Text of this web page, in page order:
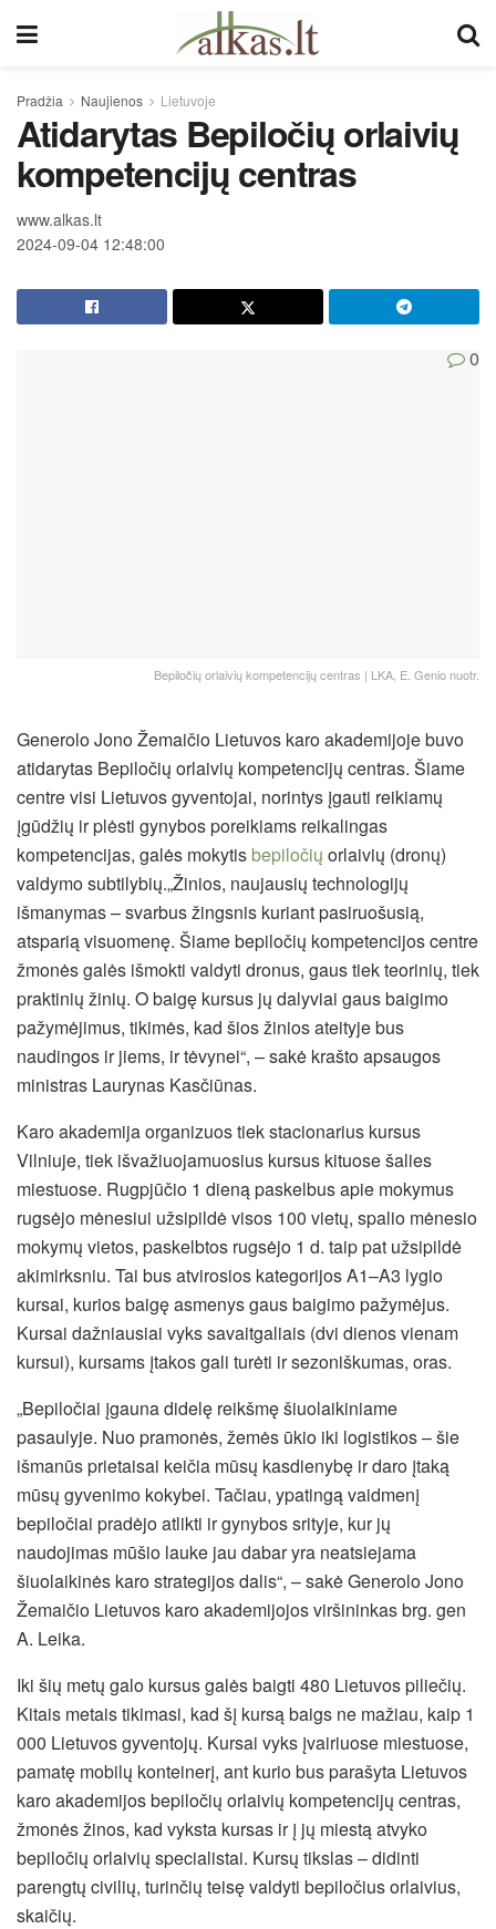
Pradžia Naujienos Lietuvoje
Atidarytas Bepiločių orlaivių
kompetencijų centras
www.alkas.lt
2024-09-04 12:48:00
0
Bepiločių orlaivių kompetencijų centras | LKA, E. Genio nuotr.
Generolo Jono Žemaičio Lietuvos karo akademijoje buvo
atidarytas Bepiločių orlaivių kompetencijų centras. Šiame
centre visi Lietuvos gyventojai, norintys įgauti reikiamų
įgūdžių ir plėsti gynybos poreikiams reikalingas
kompetencijas, galės mokytis bepiločių orlaivių (dronų)
valdymo subtilybių.„Žinios, naujausių technologijų
išmanymas – svarbus žingsnis kuriant pasiruošusią,
atsparią visuomenę. Šiame bepiločių kompetencijos centre
žmonės galės išmokti valdyti dronus, gaus tiek teorinių, tiek
praktinių žinių. O baigę kursus jų dalyviai gaus baigimo
pažymėjimus, tikimės, kad šios žinios ateityje bus
naudingos ir jiems, ir tėvynei“, – sakė krašto apsaugos
ministras Laurynas Kasčiūnas.
Karo akademija organizuos tiek stacionarius kursus
Vilniuje, tiek išvažiuojamuosius kursus kituose šalies
miestuose. Rugpjūčio 1 dieną paskelbus apie mokymus
rugsėjo mėnesiui užsipildė visos 100 vietų, spalio mėnesio
mokymų vietos, paskelbtos rugsėjo 1 d. taip pat užsipildė
akimirksniu. Tai bus atvirosios kategorijos A1–A3 lygio
kursai, kurios baigę asmenys gaus baigimo pažymėjus.
Kursai dažniausiai vyks savaitgaliais (dvi dienos vienam
kursui), kursams įtakos gali turėti ir sezoniškumas, oras.
„Bepiločiai įgauna didelę reikšmę šiuolaikiniame
pasaulyje. Nuo pramonės, žemės ūkio iki logistikos – šie
išmanūs prietaisai keičia mūsų kasdienybę ir daro įtaką
mūsų gyvenimo kokybei. Tačiau, ypatingą vaidmenį
bepiločiai pradėjo atlikti ir gynybos srityje, kur jų
naudojimas mūšio lauke jau dabar yra neatsiejama
šiuolaikinės karo strategijos dalis“, – sakė Generolo Jono
Žemaičio Lietuvos karo akademijojos viršininkas brg. gen
A. Leika.
Iki šių metų galo kursus galės baigti 480 Lietuvos piliečių.
Kitais metais tikimasi, kad šį kursą baigs ne mažiau, kaip 1
000 Lietuvos gyventojų. Kursai vyks įvairiuose miestuose,
pamatę mobilų konteinerį, ant kurio bus parašyta Lietuvos
karo akademijos bepiločių orlaivių kompetencijų centras,
žmonės žinos, kad vyksta kursas ir į jų miestą atvyko
bepiločių orlaivių specialistai. Kursų tikslas – didinti
parengtų civilių, turinčių teisę valdyti bepiločius orlaivius,
skaičių.